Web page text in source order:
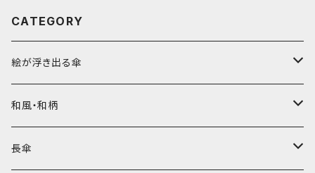
CATEGORY
絵が浮き出る傘
長傘
折たたみ傘
和風・和柄
長傘
長傘